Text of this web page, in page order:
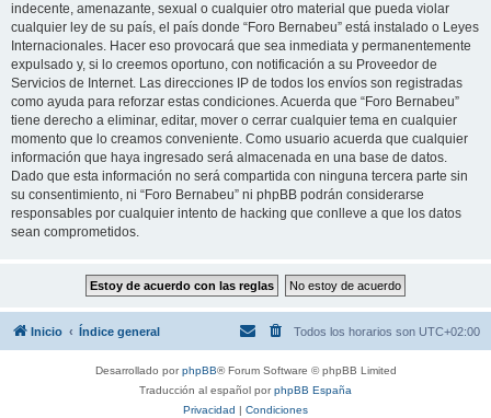
indecente, amenazante, sexual o cualquier otro material que pueda violar
cualquier ley de su país, el país donde “Foro Bernabeu” está instalado o Leyes
Internacionales. Hacer eso provocará que sea inmediata y permanentemente
expulsado y, si lo creemos oportuno, con notificación a su Proveedor de
Servicios de Internet. Las direcciones IP de todos los envíos son registradas
como ayuda para reforzar estas condiciones. Acuerda que “Foro Bernabeu”
tiene derecho a eliminar, editar, mover o cerrar cualquier tema en cualquier
momento que lo creamos conveniente. Como usuario acuerda que cualquier
información que haya ingresado será almacenada en una base de datos.
Dado que esta información no será compartida con ninguna tercera parte sin
su consentimiento, ni “Foro Bernabeu” ni phpBB podrán considerarse
responsables por cualquier intento de hacking que conlleve a que los datos
sean comprometidos.
Inicio Índice general Todos los horarios son UTC+02:00
Desarrollado porphpBB® Forum Software © phpBB Limited
Traducción al español porphpBB España
Privacidad | Condiciones